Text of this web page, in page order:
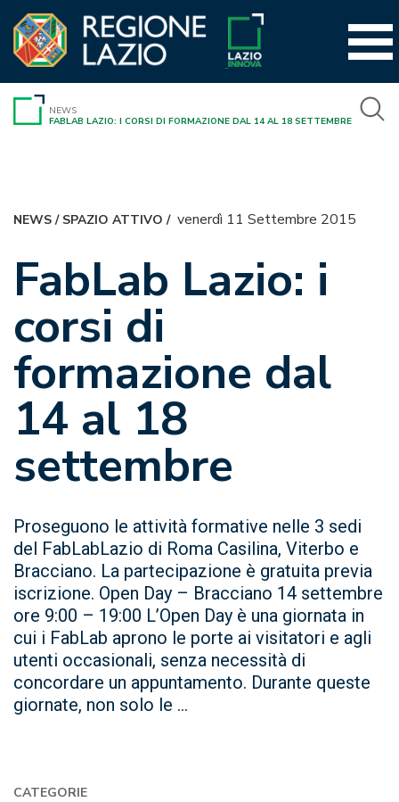
contenuto
NEWS
FABLAB LAZIO: I CORSI DI FORMAZIONE DAL 14 AL 18 SETTEMBRE
NEWS/ SPAZIO ATTIVO / venerdì 11 Settembre 2015
FabLab Lazio: i
corsi di
formazione dal
14 al 18
settembre
Proseguono le attività formative nelle 3 sedi
del ‪FabLabLazio‬ di Roma Casilina, Viterbo e
Bracciano. La partecipazione è gratuita previa
iscrizione. Open Day – Bracciano 14 settembre
ore 9:00 – 19:00 L’Open Day è una giornata in
cui i FabLab aprono le porte ai visitatori e agli
utenti occasionali, senza necessità di
concordare un appuntamento. Durante queste
giornate, non solo le ...
CATEGORIE